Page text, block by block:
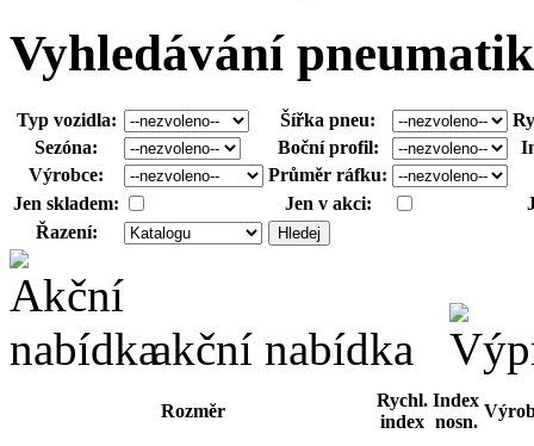
Vyhledávání pneumatik
Typ vozidla: Šířka pneu:
Sezóna:
Boční profil:
Výrobce:
Průměr ráfku:
Jen skladem:
Jen v akci:
Řazení:
Hledej
akční nabídka
Rozměr
Rychl.
index
Index
nosn.